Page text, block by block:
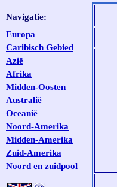
Navigatie:
Europa
Caribisch Gebied
Azië
Afrika
Midden-Oosten
Australië
Oceanië
Noord-Amerika
Midden-Amerika
Zuid-Amerika
Noord en zuidpool